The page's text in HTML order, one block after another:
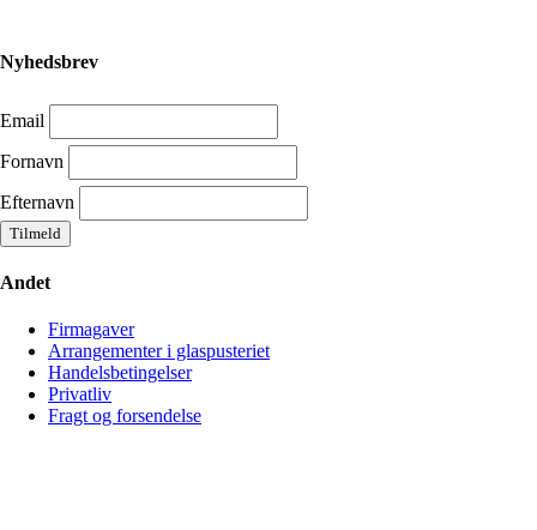
Nyhedsbrev
Email
Fornavn
Efternavn
Andet
Firmagaver
Arrangementer i glaspusteriet
Handelsbetingelser
Privatliv
Fragt og forsendelse